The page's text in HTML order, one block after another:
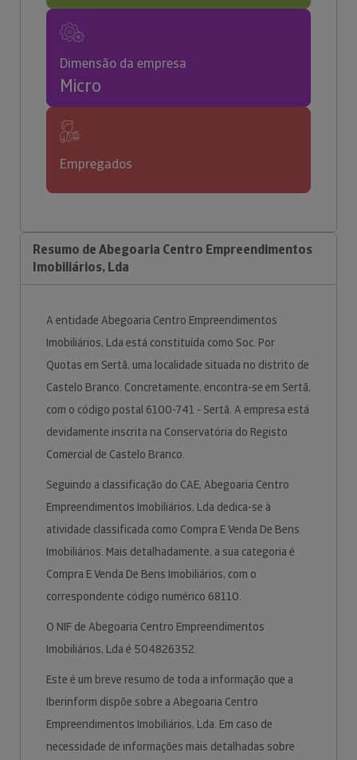
Dimensão da empresa
Micro
Empregados
Resumo de Abegoaria Centro Empreendimentos
Imobiliários, Lda
A entidade Abegoaria Centro Empreendimentos
Imobiliários, Lda está constituída como Soc. Por
Quotas em Sertã, uma localidade situada no distrito de
Castelo Branco. Concretamente, encontra-se em Sertã,
com o código postal 6100-741 - Sertã. A empresa está
devidamente inscrita na Conservatória do Registo
Comercial de Castelo Branco.
Seguindo a classificação do CAE, Abegoaria Centro
Empreendimentos Imobiliários, Lda dedica-se à
atividade classificada como Compra E Venda De Bens
Imobiliários. Mais detalhadamente, a sua categoria é
Compra E Venda De Bens Imobiliários, com o
correspondente código numérico 68110.
O NIF de Abegoaria Centro Empreendimentos
Imobiliários, Lda é 504826352.
Este é um breve resumo de toda a informação que a
Iberinform dispõe sobre a Abegoaria Centro
Empreendimentos Imobiliários, Lda. Em caso de
necessidade de informações mais detalhadas sobre